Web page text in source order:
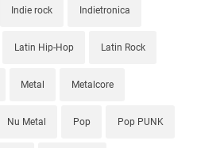
Indie rock Indietronica
Latin Hip-Hop Latin Rock
Metal Metalcore
Nu Metal Pop Pop PUNK